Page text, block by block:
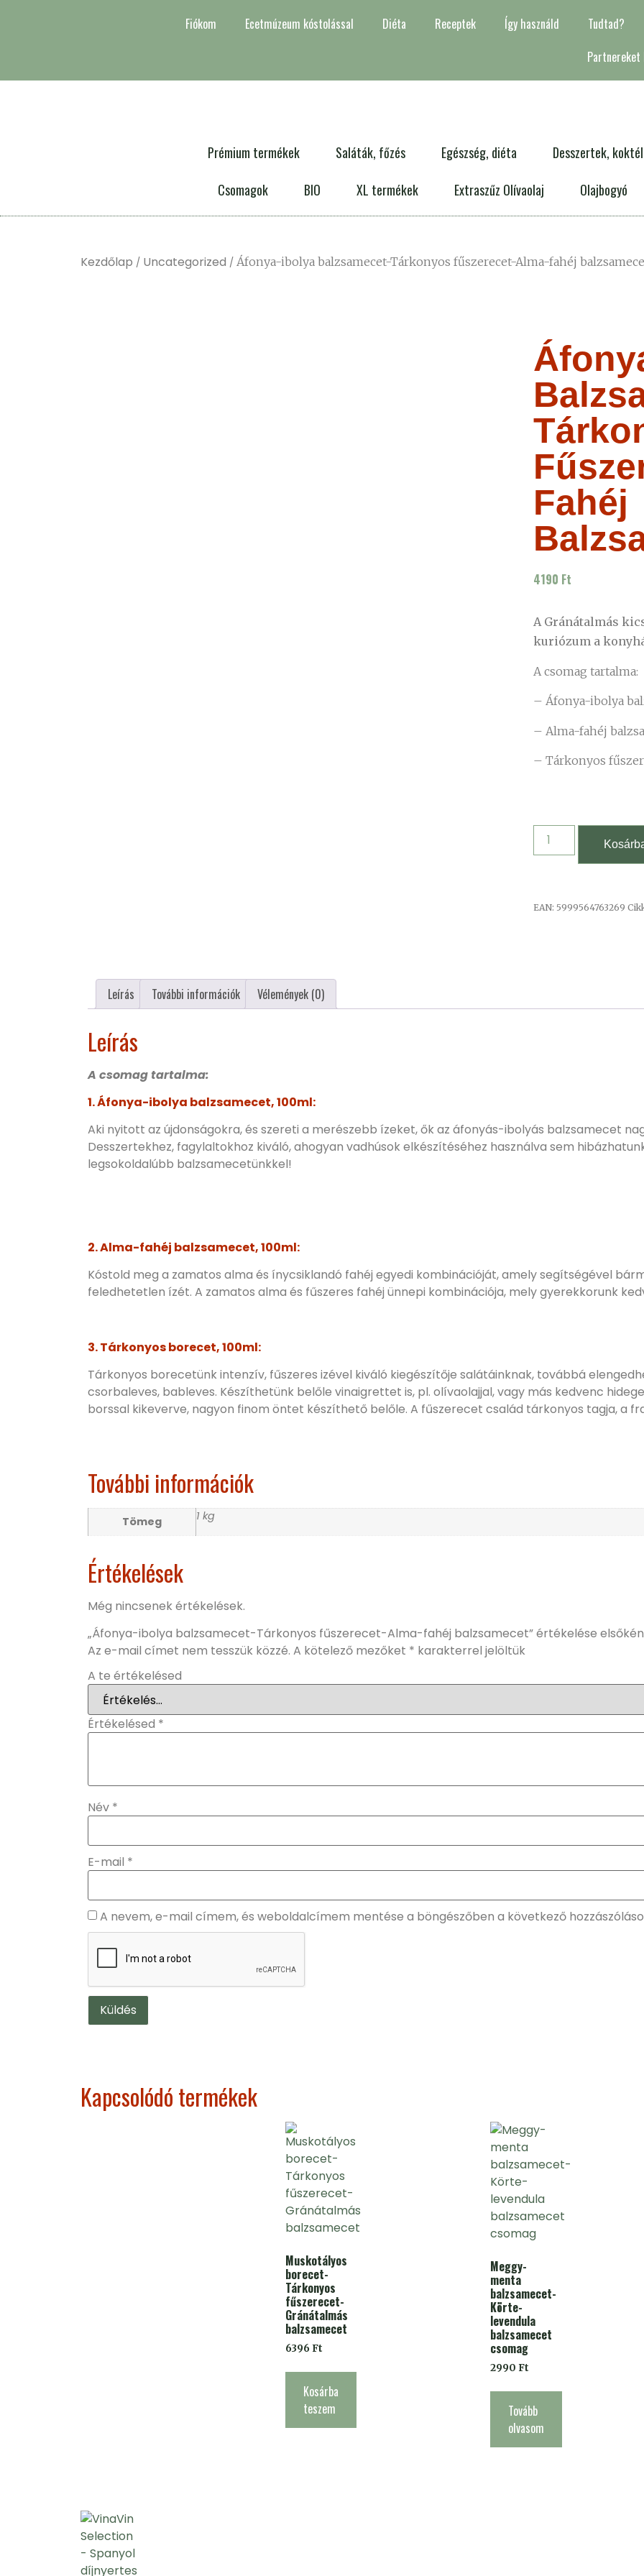
Fiókom Ecetmúzeum kóstolással Diéta Receptek Így használd Tudtad?
Partnereket
Prémium termékek Saláták, főzés Egészség, diéta Desszertek,
Csomagok
BIO XL termékek Extraszűz Olívaolaj Olajbogyó
Kezdőlap / Uncategorized / Áfonya-ibolya balzsamecet-Tárkonyos fűszerecet-Alma-fahéj
Fahéj
4190 Ft
A Gránátalmás
kuriózum a
A csomag tartalma:
– Áfonya-ibolya
– Alma-fahéj
– Tárkonyos
EAN: 5999564763269
Leírás További információk Vélemények (0)
Leírás
A csomag tartalma:
1. Áfonya-ibolya balzsamecet, 100ml:
Aki nyitott az újdonságokra, és szereti a merészebb ízeket, ők az áfonyás-ibolyás balzsamecet
Desszertekhez, fagylaltokhoz kiváló, ahogyan vadhúsok elkészítéséhez használva sem
legsokoldalúbb balzsamecetünkkel!
2. Alma-fahéj balzsamecet, 100ml:
Kóstold meg a zamatos alma és ínycsiklandó fahéj egyedi kombinációját, amely segítségével
feledhetetlen ízét. A zamatos alma és fűszeres fahéj ünnepi kombinációja, mely gyerekkorunk
3.Tárkonyos borecet, 100ml:
Tárkonyos borecetünk intenzív, fűszeres izével kiváló kiegészítője salátáinknak, továbbá
csorbaleves, bableves. Készíthetünk belőle vinaigrettet is, pl. olívaolajjal, vagy más kedvenc
borssal kikeverve, nagyon finom öntet készíthető belőle. A fűszerecet család tárkonyos tagja, a
További információk
Tömeg 1 kg
Értékelések
Még nincsenek értékelések.
„Áfonya-ibolya balzsamecet-Tárkonyos fűszerecet-Alma-fahéj balzsamecet” értékelése
Az e-mail címet nem tesszük közzé. A kötelező mezőket * karakterrel jelöltük
A te értékelésed
Értékelésed *
Név *
E-mail *
A nevem, e-mail címem, és weboldalcímem mentése a böngészőben a következő
Kapcsolódó termékek
Muskotályos
borecet-
Tárkonyos
fűszerecet-
Gránátalmás
balzsamecet
6396 Ft
Kosárba
teszem
Meggy-
menta
balzsamecet-
Körte-
levendula
balzsamecet
csomag
2990 Ft
Tovább
olvasom